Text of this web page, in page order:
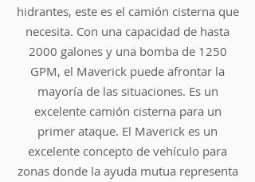
hidrantes, este es el camión cisterna que
necesita. Con una capacidad de hasta
2000 galones y una bomba de 1250
GPM, el Maverick puede afrontar la
mayoría de las situaciones. Es un
excelente camión cisterna para un
primer ataque. El Maverick es un
excelente concepto de vehículo para
zonas donde la ayuda mutua representa